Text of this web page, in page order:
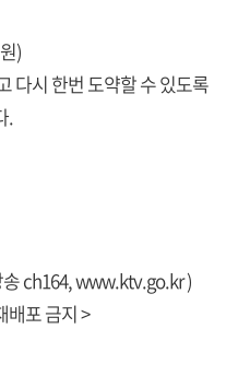
)
다시 한번 도약할 수 있도록
.
ch164,www.ktv.go.kr)
포 금지 >